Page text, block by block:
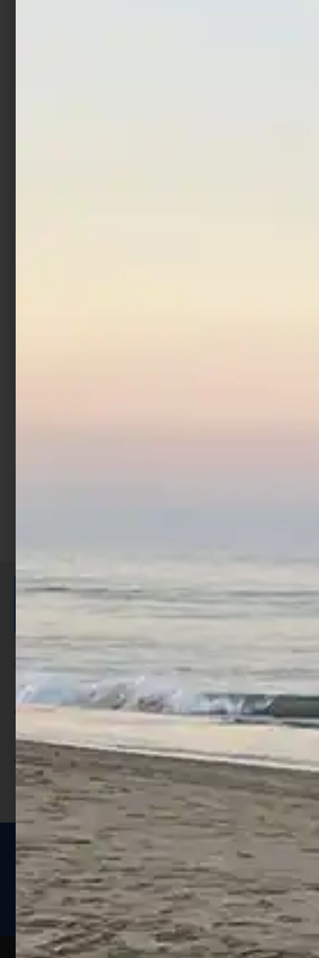
Artificiale Pencil Bait Jack
ISCRIVITI E RICEVI 3,50€ DI
SCONTO >
Per ogni acquisto accumuli ulteriori
punti;
Utilizza i punti per ricevere uno
sconto;
I punti sono indicati nella pagina
prodotto;
Seguici sui social